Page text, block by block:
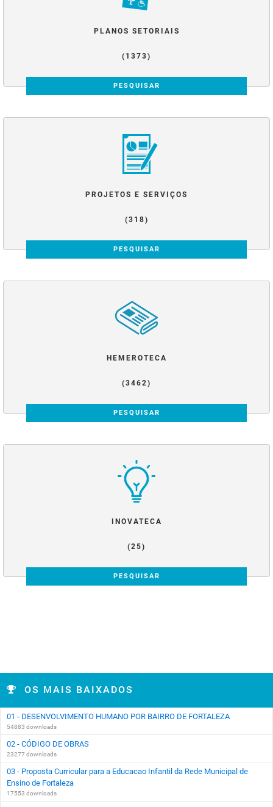
PLANOS SETORIAIS
(1373)
PESQUISAR
PROJETOS E SERVIÇOS
(318)
PESQUISAR
HEMEROTECA
(3462)
PESQUISAR
INOVATECA
(25)
PESQUISAR
OS MAIS BAIXADOS
01 - DESENVOLVIMENTO HUMANO POR BAIRRO DE FORTALEZA
54883 downloads
02 - CÓDIGO DE OBRAS
23277 downloads
03 - Proposta Curricular para a Educacao Infantil da Rede Municipal de
Ensino de Fortaleza
17553 downloads